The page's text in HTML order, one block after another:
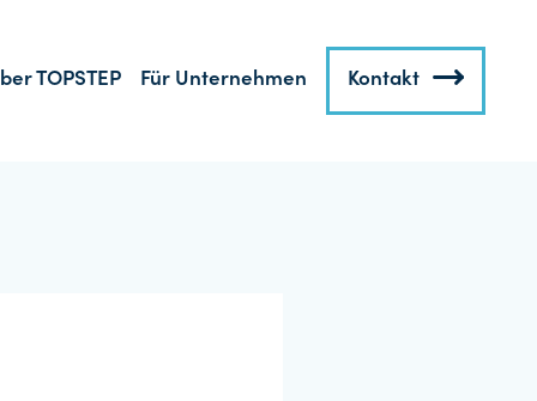
TOPSTEP Für Unternehmen Kontakt